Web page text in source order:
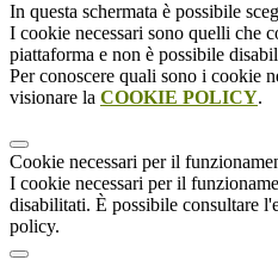
In questa schermata è possibile
I cookie necessari sono quelli che
piattaforma e non è possibile
Per conoscere quali sono i cookie
visionare la COOKIE POLICY.
Cookie necessari per il
I cookie necessari per il
disabilitati. È possibile consultare
policy.